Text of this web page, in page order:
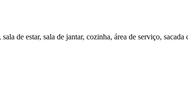
de estar, sala de jantar, cozinha, área de serviço,